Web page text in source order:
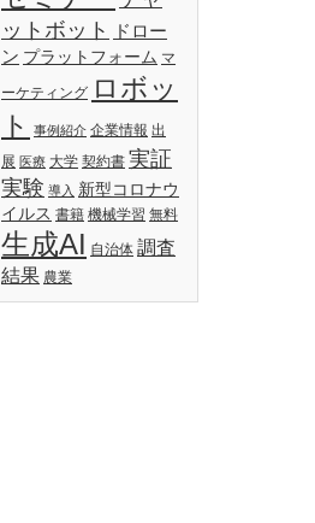
ットボット
ドロー
ン プラットフォーム マ
ーケティング ロボッ
ト
事例紹介 企業情報 出
展 医療 大学 契約書 実証
実験 導入 新型コロナウ
イルス 書籍 機械学習 無料
生成AI 自治体 調査
結果 農業